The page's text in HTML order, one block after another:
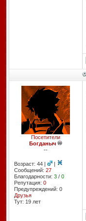
Посетители
Богданыч
--
Возраст: 44 |
|
Сообщений: 27
Благодарности: 3/ 0
Репутация: 0
Предупреждений: 0
Друзья
Тут: 19 лет